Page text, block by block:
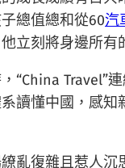
總值總和從60汽
立刻將身邊所有
“China Travel”
讀懂中國，感知
亂復雜且惹人